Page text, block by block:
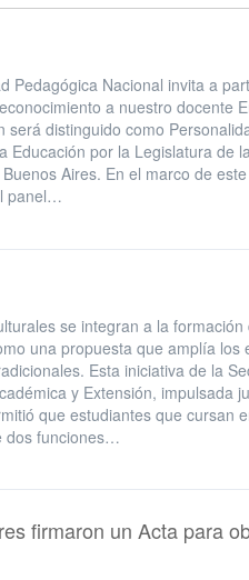
Pedagógica Nacional invita a
a nuestro docente
será distinguido como
Educación por la Legislatura de
Aires. En el marco de
panel…
se integran a la formación
una propuesta que amplía los
Esta iniciativa de la
y Extensión, impulsada
que estudiantes que cursan
dos funciones…
firmaron un Acta para